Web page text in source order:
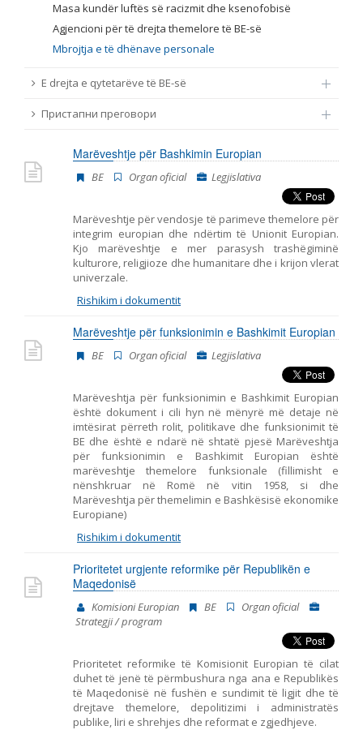
Nga rrjeti 23
Data e shpalljes
Emër, përshkrim ose fjalen
Masa kundër luftës së racizmit dhe ksenofobisë
Agjencioni për të drejta themelore të BE-së
Mbrojtja e të dhënave personale
E drejta e qytetarëve të BE-së
Пристапни преговори
Marëveshtje për Bashkimin Europian
BE Organ oficial Legjislativa
Marëveshtje për vendosje të parimeve themelore për
integrim europian dhe ndërtim të Unionit Europian.
Kjo marëveshtje e mer parasysh trashëgiminë
kulturore, religjioze dhe humanitare dhe i krijon vlerat
univerzale.
Rishikim i dokumentit
Marëveshtje për funksionimin e Bashkimit Europian
BE Organ oficial Legjislativa
Marëveshtja për funksionimin e Bashkimit Europian
është dokument i cili hyn në mënyrë më detaje në
imtësirat përreth rolit, politikave dhe funksionimit të
BE dhe është e ndarë në shtatë pjesë Marëveshtja
për funksionimin e Bashkimit Europian është
marëveshtje themelore funksionale (fillimisht e
nënshkruar në Romë në vitin 1958, si dhe
Marëveshtja për themelimin e Bashkësisë ekonomike
Europiane)
Rishikim i dokumentit
Prioritetet urgjente reformike për Republikën e
Maqedonisë
Komisioni Europian BE
Organ oficial
Strategji / program
Prioritetet reformike të Komisionit Europian të cilat
duhet të jenë të përmbushura nga ana e Republikës
të Maqedonisë në fushën e sundimit të ligjit dhe të
drejtave themelore, depolitizimi i administratës
publike, liri e shrehjes dhe reformat e zgjedhjeve.